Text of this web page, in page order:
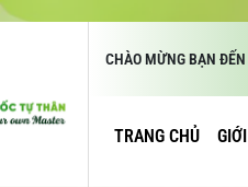
CHÀO MỪNG BẠN
TRANG CHỦ